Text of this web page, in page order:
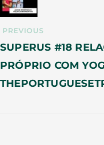
PREVIOUS
SUPERUS #18
PRÓPRIO COM